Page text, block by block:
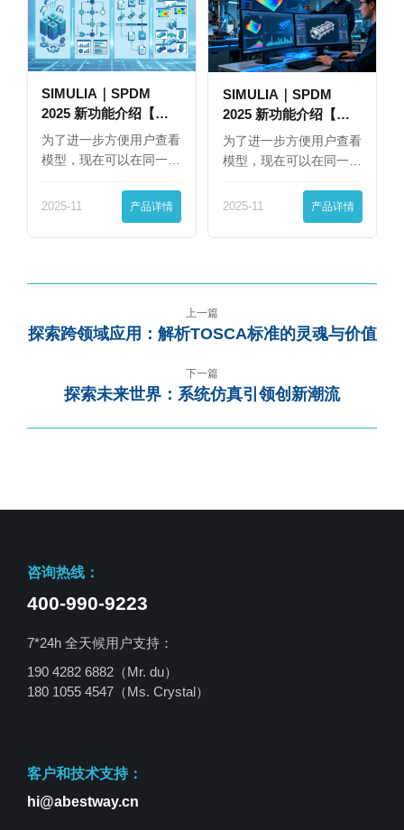
SIMULIA｜SPDM
2025 新功能介绍【下
篇】
为了进一步方便用户查看
模型，现在可以在同一
2025-11 产品详情
SIMULIA｜SPDM
2025 新功能介绍【上
篇】
为了进一步方便用户查看
模型，现在可以在同一
2025-11 产品详情
上一篇
探索跨领域应用：解析TOSCA标准的灵魂与价值
下一篇
探索未来世界：系统仿真引领创新潮流
咨询热线：
400-990-9223
7*24h 全天候用户支持：
190 4282 6882（Mr. du）
180 1055 4547 （Ms. Crystal）
客户和技术支持：
hi@abestway.cn